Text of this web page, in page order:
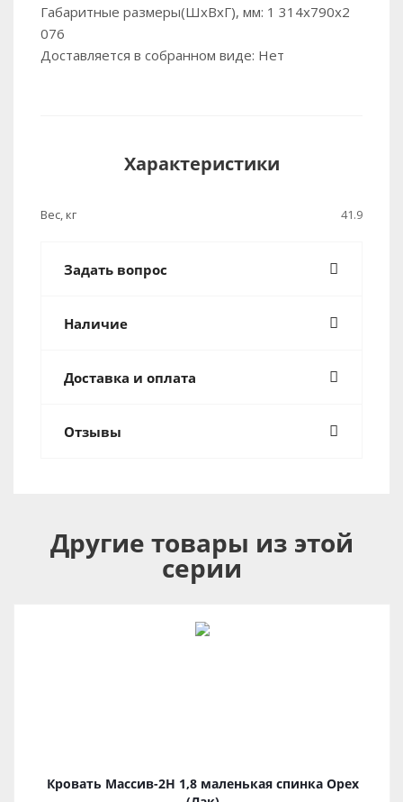
Габаритные размеры(ШхВхГ), мм: 1 314х790х2
076
Доставляется в собранном виде: Нет
Характеристики
Вес, кг 41.9
Задать вопрос
Наличие
Доставка и оплата
Отзывы
Другие товары из этой
серии
Кровать Массив-2Н 1,8 маленькая спинка Орех